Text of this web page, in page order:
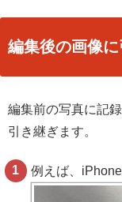
編集後の画像
編集前の写真に記
引き継ぎます。
例えば、